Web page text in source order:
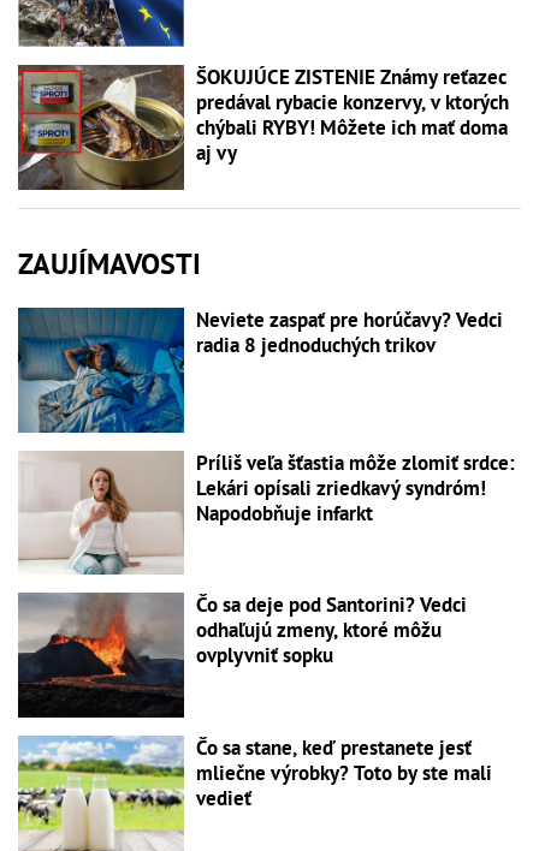
ŠOKUJÚCE ZISTENIE Známy reťazec
predával rybacie konzervy, v ktorých
chýbali RYBY! Môžete ich mať doma
aj vy
ZAUJÍMAVOSTI
Neviete zaspať pre horúčavy? Vedci
radia 8 jednoduchých trikov
Príliš veľa šťastia môže zlomiť srdce:
Lekári opísali zriedkavý syndróm!
Napodobňuje infarkt
Čo sa deje pod Santorini? Vedci
odhaľujú zmeny, ktoré môžu
ovplyvniť sopku
Čo sa stane, keď prestanete jesť
mliečne výrobky? Toto by ste mali
vedieť